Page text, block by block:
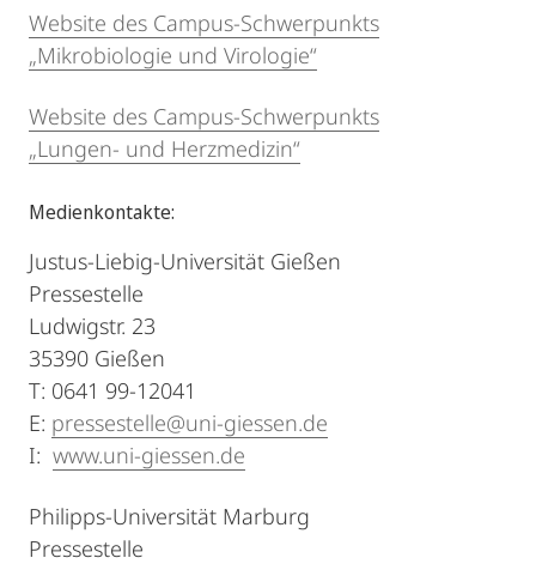
Website des Campus-Schwerpunkts
„Mikrobiologie und Virologie“
Website des Campus-Schwerpunkts
„Lungen- und Herzmedizin“
Medienkontakte:
Justus-Liebig-Universität Gießen
Pressestelle
Ludwigstr. 23
35390 Gießen
T: 0641 99-12041
E: pressestelle@uni-giessen.de
I: www.uni-giessen.de
Philipps-Universität Marburg
Pressestelle